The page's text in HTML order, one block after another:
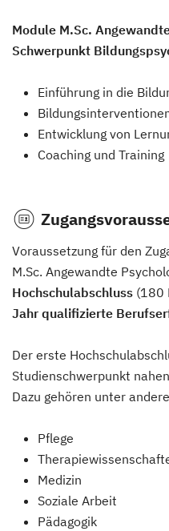
Module M.Sc.
Schwerpunkt
Einführung in die
Entwicklung von
Coaching und Training
Voraussetzung für den
M.Sc. Angewandte
Hochschulabschluss (180
Jahr qualifizierte
Der erste
Studienschwerpunkt
Dazu gehören unter
Pflege
Medizin
Soziale Arbeit
Pädagogik